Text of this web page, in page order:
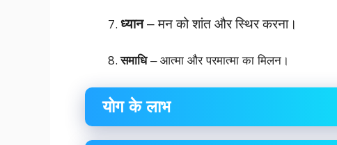
ध्यान– मन को शांत और स्थिर करना।
समाधि– आत्मा और परमात्मा का मिलन।
योग के लाभ